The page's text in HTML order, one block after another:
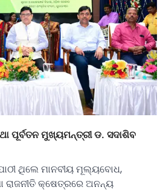
ପୂର୍ବତନ ମୁଖ୍ୟମନ୍ତ୍ରୀ ଡ. ସଦାଶିବ
ଥିଲେ ମାନବୀୟ ମୂଲ୍ୟବୋଧ,
ରାଜନୀତି କ୍ଷେତ୍ରରେ ଅନନ୍ୟ